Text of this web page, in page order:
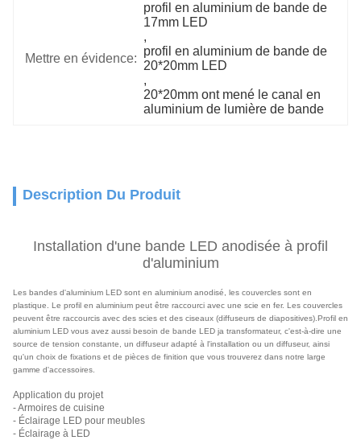
Mettre en évidence:
profil en aluminium de bande de
17mm LED
,
profil en aluminium de bande de
20*20mm LED
,
20*20mm ont mené le canal en
aluminium de lumière de bande
Description Du Produit
Installation d'une bande LED anodisée à profil
d'aluminium
Les bandes d'aluminium LED sont en aluminium anodisé, les couvercles sont en
plastique. Le profil en aluminium peut être raccourci avec une scie en fer. Les couvercles
peuvent être raccourcis avec des scies et des ciseaux (diffuseurs de diapositives).Profil en
aluminium LED vous avez aussi besoin de bande LED ja transformateur, c'est-à-dire une
source de tension constante, un diffuseur adapté à l'installation ou un diffuseur, ainsi
qu'un choix de fixations et de pièces de finition que vous trouverez dans notre large
gamme d'accessoires.
Application du projet
- Armoires de cuisine
- Éclairage LED pour meubles
- Éclairage à LED